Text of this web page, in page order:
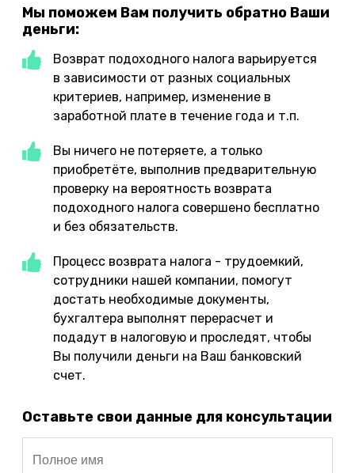
Мы поможем Вам получить обратно Ваши
деньги:
Возврат подоходного налога варьируется
в зависимости от разных социальных
критериев, например, изменение в
заработной плате в течение года и т.п.
Вы ничего не потеряете, а только
приобретёте, выполнив предварительную
проверку на вероятность возврата
подоходного налога совершено бесплатно
и без обязательств.
Процесс возврата налога - трудоемкий,
сотрудники нашей компании, помогут
достать необходимые документы,
бухгалтера выполнят перерасчет и
подадут в налоговую и проследят, чтобы
Вы получили деньги на Ваш банковский
счет.
Оставьте свои данные для консультации